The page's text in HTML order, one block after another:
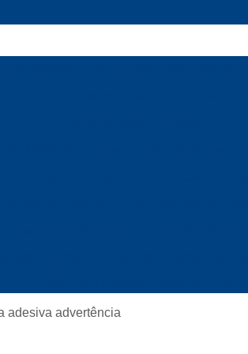
Etiquetas Coloridas para Identificação
adesiva advertência